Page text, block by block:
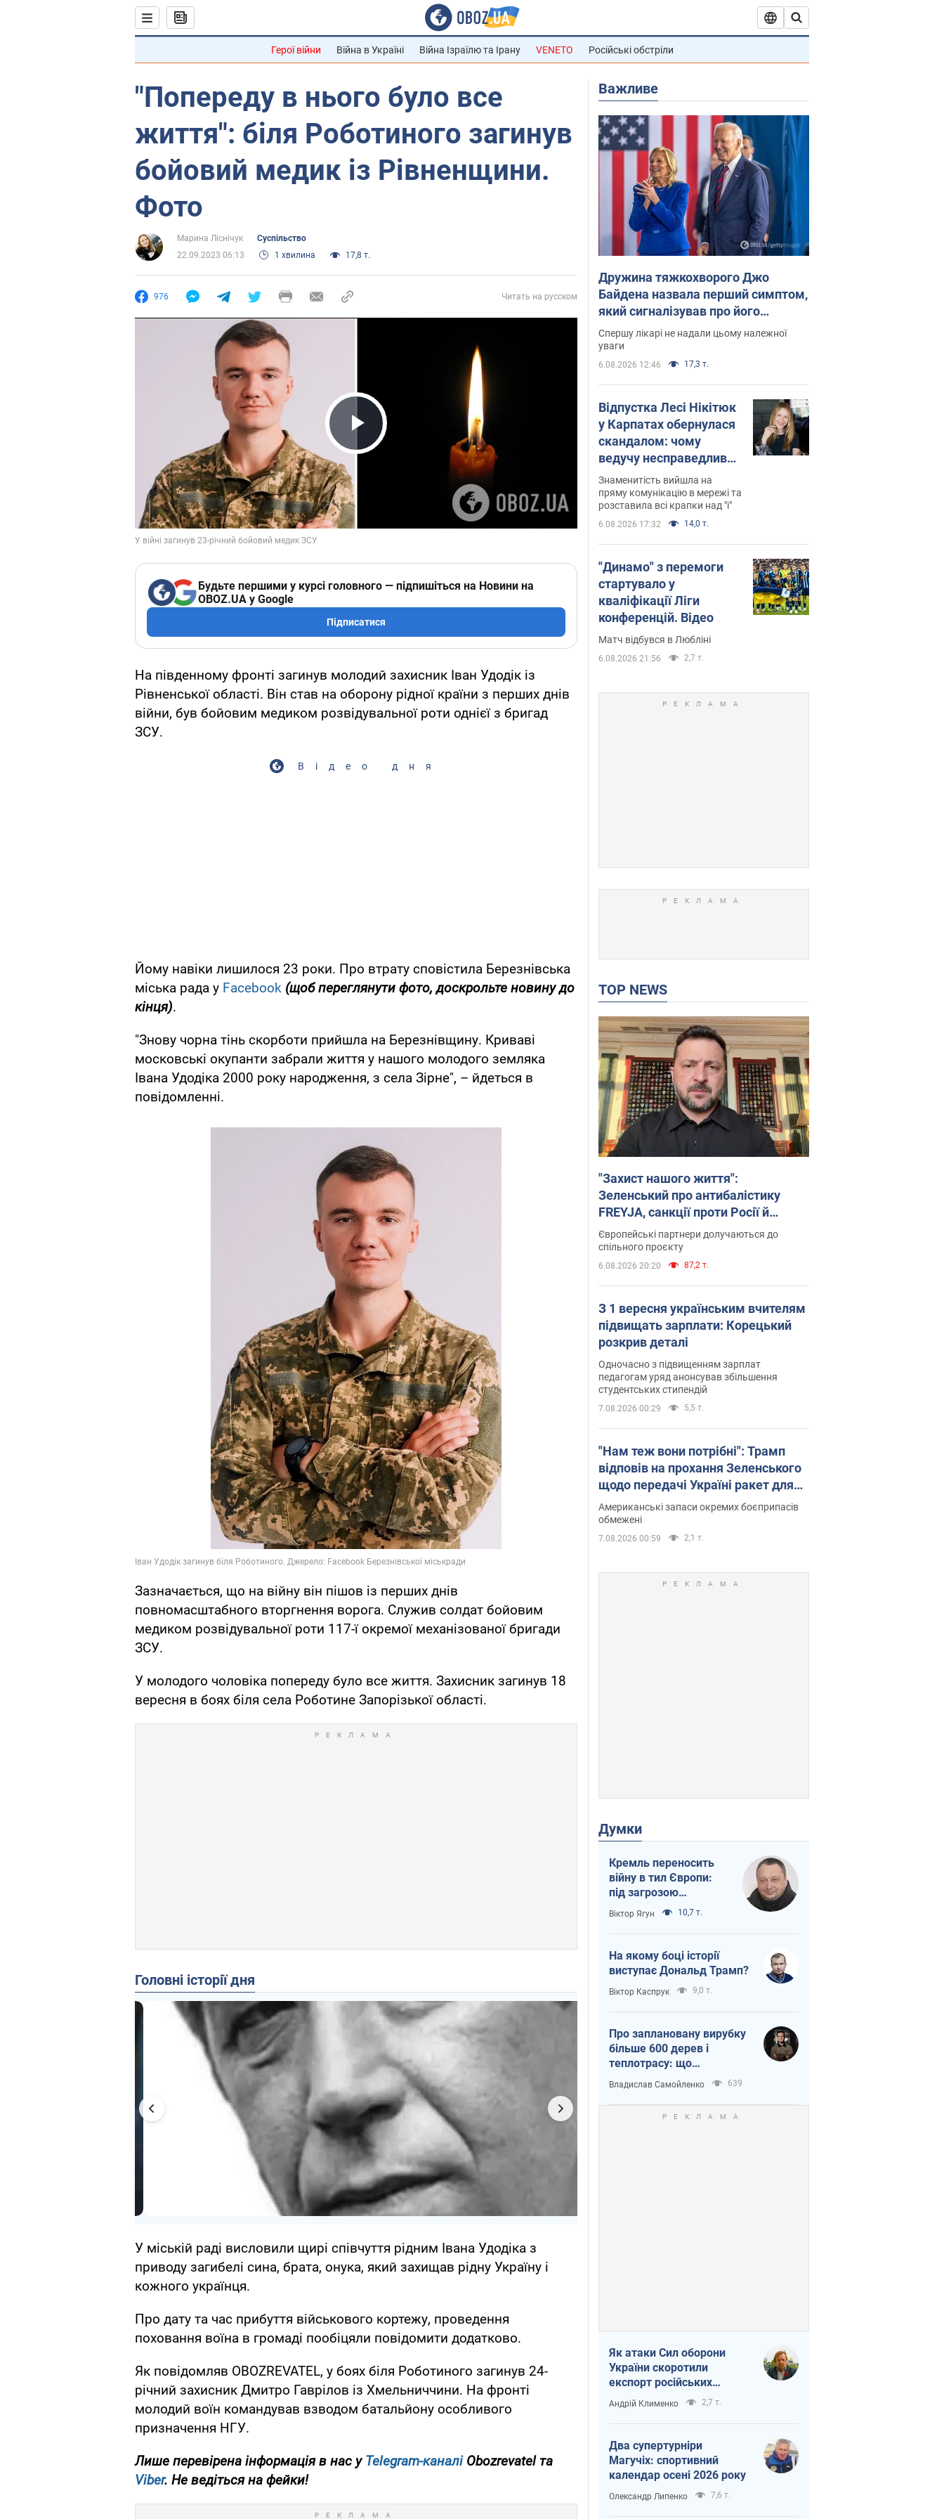
Герої війни Війна в Україні Війна Ізраїлю та Ірану VENETO Російські обстріли
"Попереду в нього було все
життя": біля Роботиного загинув
бойовий медик із Рівненщини.
Фото
Марина Ліснічук
Суспільство
22.09.2023 06:13
1 хвилина 17,8 т.
976 Читать на русском
Play Video
Будьте першими у курсі головного — підпишіться на Новини на
OBOZ.UA у Google
Підписатися
На південному фронті загинув молодий захисник Іван Удодік із
Рівненської області. Він став на оборону рідної країни з перших днів
війни, був бойовим медиком розвідувальної роти однієї з бригад
ЗСУ.
Відео дня
Йому навіки лишилося 23 роки. Про втрату сповістила Березнівська
міська рада у Facebook (щоб переглянути фото, доскрольте новину до
кінця).
"Знову чорна тінь скорботи прийшла на Березнівщину. Криваві
московські окупанти забрали життя у нашого молодого земляка
Івана Удодіка 2000 року народження, з села Зірне", – йдеться в
повідомленні.
Зазначається, що на війну він пішов із перших днів
повномасштабного вторгнення ворога. Служив солдат бойовим
медиком розвідувальної роти 117-ї окремої механізованої бригади
ЗСУ.
У молодого чоловіка попереду було все життя. Захисник загинув 18
вересня в боях біля села Роботине Запорізької області.
Головні історії дня
У міській раді висловили щирі співчуття рідним Івана Удодіка з
приводу загибелі сина, брата, онука, який захищав рідну Україну і
кожного українця.
Про дату та час прибуття військового кортежу, проведення
поховання воїна в громаді пообіцяли повідомити додатково.
Як повідомляв OBOZREVATEL, у боях біля Роботиного загинув 24-
річний захисник Дмитро Гаврілов із Хмельниччини. На фронті
молодий воїн командував взводом батальйону особливого
призначення НГУ.
Лише перевірена інформація в нас уTelegram-каналіObozrevatel та
Viber. Не ведіться на фейки!
Важливе
Дружина тяжкохворого Джо
Байдена назвала перший симптом,
який сигналізував про його
"агресивний" рак
Спершу лікарі не надали цьому належної
уваги
6.08.2026 12:46 17,3 т.
Відпустка Лесі Нікітюк
у Карпатах обернулася
скандалом: чому
ведучу несправедливо
захейтили
Знаменитість вийшла на
пряму комунікацію в мережі та
розставила всі крапки над "і"
6.08.2026 17:32 14,0 т.
"Динамо" з перемоги
стартувало у
кваліфікації Ліги
конференцій. Відео
Матч відбувся в Любліні
6.08.2026 21:56 2,7 т.
TOP NEWS
"Захист нашого життя":
Зеленський про антибалістику
FREYJA, санкції проти Росії й
підтримку аграріїв. Відео
Європейські партнери долучаються до
спільного проєкту
6.08.2026 20:20 87,2 т.
З 1 вересня українським вчителям
підвищать зарплати: Корецький
розкрив деталі
Одночасно з підвищенням зарплат
педагогам уряд анонсував збільшення
студентських стипендій
7.08.2026 00:29 5,5 т.
"Нам теж вони потрібні": Трамп
відповів на прохання Зеленського
щодо передачі Україні ракет для
Patriot
Американські запаси окремих боєприпасів
обмежені
7.08.2026 00:59 2,1 т.
Думки
Кремль переносить
війну в тил Європи:
під загрозою
критична логістика
Віктор Ягун 10,7 т.
На якому боці історії
виступає Дональд Трамп?
Віктор Каспрук 9,0 т.
Про заплановану вирубку
більше 600 дерев і
теплотрасу: що
відбувається на Теремках
у Києві
Владислав Самойленко 639
Як атаки Сил оборони
України скоротили
експорт російських
нафтопродуктів
Андрій Клименко 2,7 т.
Два супертурніри
Магучіх: спортивний
календар осені 2026 року
Олександр Липенко 7,6 т.